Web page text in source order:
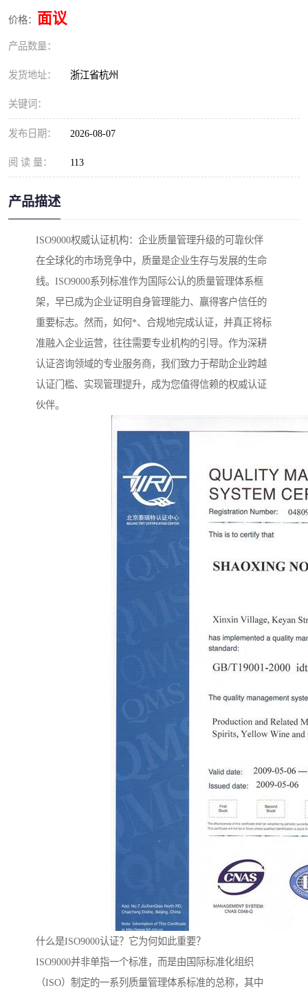
价格： 面议
产品数量：
发货地址： 浙江省杭州
关键词：
发布日期： 2026-08-07
阅 读 量： 113
产品描述
ISO9000权威认证机构：企业质量管理升级的可靠伙伴
在全球化的市场竞争中，质量是企业生存与发展的生命
线。ISO9000系列标准作为国际公认的质量管理体系框
架，早已成为企业证明自身管理能力、赢得客户信任的
重要标志。然而，如何*、合规地完成认证，并真正将标
准融入企业运营，往往需要专业机构的引导。作为深耕
认证咨询领域的专业服务商，我们致力于帮助企业跨越
认证门槛、实现管理提升，成为您值得信赖的权威认证
伙伴。
什么是ISO9000认证？它为何如此重要？
ISO9000并非单指一个标准，而是由国际标准化组织
（ISO）制定的一系列质量管理体系标准的总称，其中